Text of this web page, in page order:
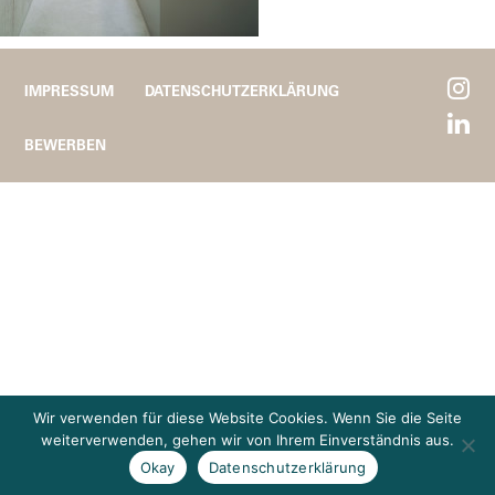
IMPRESSUM DATENSCHUTZERKLÄRUNG
BEWERBEN
Wir verwenden für diese Website Cookies. Wenn Sie die Seite
weiterverwenden, gehen wir von Ihrem Einverständnis aus.
Okay
Datenschutzerklärung